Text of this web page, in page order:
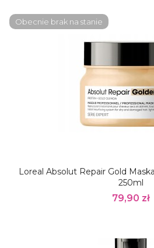
Loreal Absolut Repair Gold
250ml
79,90 zł
Obecnie brak na stanie